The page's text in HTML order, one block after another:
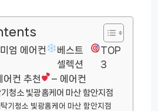
엄 에어컨
베스트
셀렉션
TOP
3
어컨 추천
– 에어컨
청소 빛광홈케어 마산 함안지점
기청소 빛광홈케어 마산 함안지점